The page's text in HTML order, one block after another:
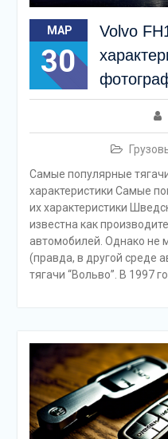
МАР
30
Volvo
Самые популярные
характеристики Самые
их характеристики
известна как
автомобилей. Однако не
(правда, в другой среде
тягачи “Вольво”. В 1997